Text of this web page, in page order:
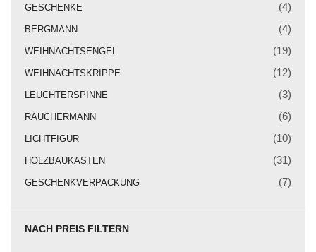
GESCHENKE (4)
BERGMANN (4)
WEIHNACHTSENGEL (19)
WEIHNACHTSKRIPPE (12)
LEUCHTERSPINNE (3)
RÄUCHERMANN (6)
LICHTFIGUR (10)
HOLZBAUKASTEN (31)
GESCHENKVERPACKUNG (7)
NACH PREIS FILTERN